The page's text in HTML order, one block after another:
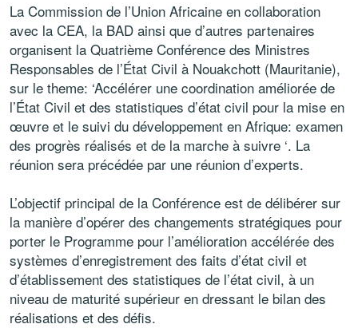
La Commission de l’Union Africaine en collaboration
avec la CEA, la BAD ainsi que d’autres partenaires
organisent la Quatrième Conférence des Ministres
Responsables de l’État Civil à Nouakchott (Mauritanie),
sur le theme: ‘Accélérer une coordination améliorée de
l’État Civil et des statistiques d’état civil pour la mise en
œuvre et le suivi du développement en Afrique: examen
des progrès réalisés et de la marche à suivre ‘. La
réunion sera précédée par une réunion d’experts.
L’objectif principal de la Conférence est de délibérer sur
la manière d’opérer des changements stratégiques pour
porter le Programme pour l’amélioration accélérée des
systèmes d’enregistrement des faits d’état civil et
d’établissement des statistiques de l’état civil, à un
niveau de maturité supérieur en dressant le bilan des
réalisations et des défis.